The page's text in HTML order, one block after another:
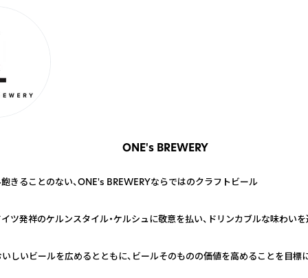
ONE's BREWERY
きることのない、ONE's BREWERYならではのクラフトビール
ツ発祥のケルンスタイル・ケルシュに敬意を払い、ドリンカブルな味わい
しいビールを広めるとともに、ビールそのものの価値を高めることを目標